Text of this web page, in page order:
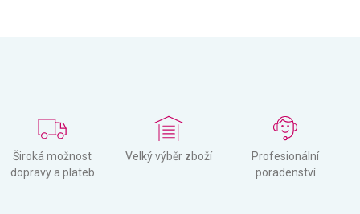
Široká možnost
dopravy a plateb
Velký výběr zboží
Profesionální
poradenství